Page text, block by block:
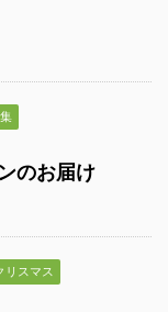
のお届け
リスマス